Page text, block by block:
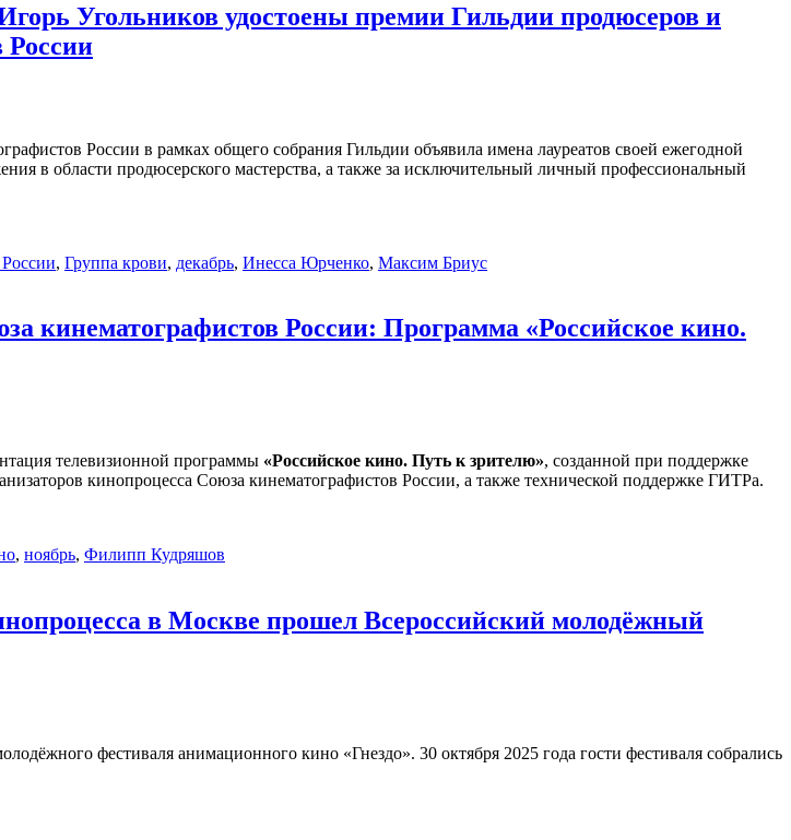
Угольников удостоены премии Гильдии продюсеров и
России
России в рамках общего собрания Гильдии объявила имена лауреатов своей ежегодной
в области продюсерского мастерства, а также за исключительный личный профессиональный
, Группа крови, декабрь, Инесса Юрченко, Максим Бриус
кинематографистов России: Программа «Российское кино.
телевизионной программы «Российское кино. Путь к зрителю», созданной при поддержке
кинопроцесса Союза кинематографистов России, а также технической поддержке ГИТРа.
, ноябрь, Филипп Кудряшов
в Москве прошел Всероссийский молодёжный
фестиваля анимационного кино «Гнездо». 30 октября 2025 года гости фестиваля собрались